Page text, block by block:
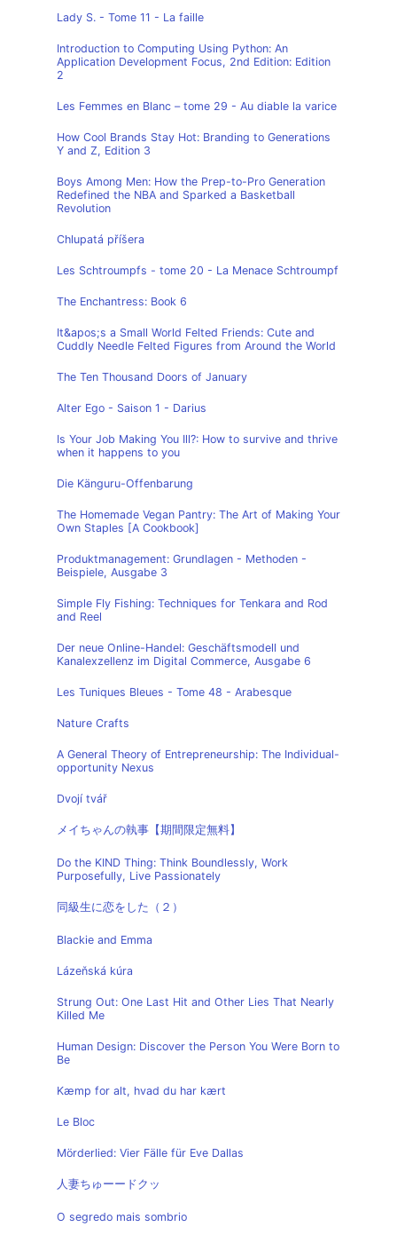
Lady S. - Tome 11 - La faille
Introduction to Computing Using Python: An
Application Development Focus, 2nd Edition: Edition
2
Les Femmes en Blanc – tome 29 - Au diable la varice
How Cool Brands Stay Hot: Branding to Generations
Y and Z, Edition 3
Boys Among Men: How the Prep-to-Pro Generation
Redefined the NBA and Sparked a Basketball
Revolution
Chlupatá příšera
Les Schtroumpfs - tome 20 - La Menace Schtroumpf
The Enchantress: Book 6
It&apos;s a Small World Felted Friends: Cute and
Cuddly Needle Felted Figures from Around the World
The Ten Thousand Doors of January
Alter Ego - Saison 1 - Darius
Is Your Job Making You Ill?: How to survive and thrive
when it happens to you
Die Känguru-Offenbarung
The Homemade Vegan Pantry: The Art of Making Your
Own Staples [A Cookbook]
Produktmanagement: Grundlagen - Methoden -
Beispiele, Ausgabe 3
Simple Fly Fishing: Techniques for Tenkara and Rod
and Reel
Der neue Online-Handel: Geschäftsmodell und
Kanalexzellenz im Digital Commerce, Ausgabe 6
Les Tuniques Bleues - Tome 48 - Arabesque
Nature Crafts
A General Theory of Entrepreneurship: The Individual-
opportunity Nexus
Dvojí tvář
メイちゃんの執事【期間限定無料】
Do the KIND Thing: Think Boundlessly, Work
Purposefully, Live Passionately
同級生に恋をした（２）
Blackie and Emma
Lázeňská kúra
Strung Out: One Last Hit and Other Lies That Nearly
Killed Me
Human Design: Discover the Person You Were Born to
Be
Kæmp for alt, hvad du har kært
Le Bloc
Mörderlied: Vier Fälle für Eve Dallas
人妻ちゅーードクッ
O segredo mais sombrio